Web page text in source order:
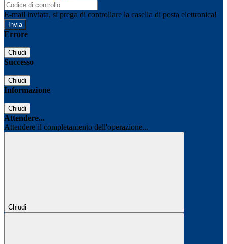
E-mail inviata, si prega di controllare la casella di posta elettronica!
Errore
Chiudi
Successo
Chiudi
Informazione
Chiudi
Attendere...
Attendere il completamento dell'operazione...
Chiudi